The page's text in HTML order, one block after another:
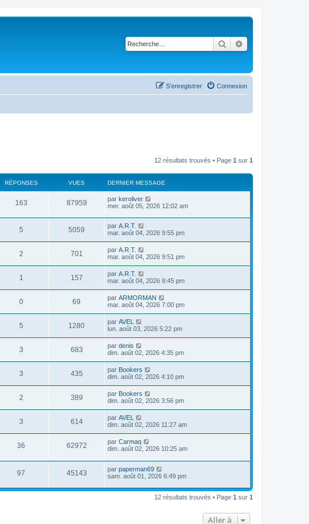
Rechercher
Connexion
S’enregistrer
12 résultats trouvés • Page 1 sur 1
RÉPONSES VUES DERNIER MESSAGE
163 87959 par keroliver
mer. août 05, 2026 12:02 am
5 5059 par A.R.T.
mar. août 04, 2026 9:55 pm
2 701 par A.R.T.
mar. août 04, 2026 9:51 pm
1 157 par A.R.T.
mar. août 04, 2026 9:45 pm
0 69 par ARMORMAN
mar. août 04, 2026 7:00 pm
5 1280 par AVEL
lun. août 03, 2026 5:22 pm
3 683 par denis
dim. août 02, 2026 4:35 pm
3 435 par Bookers
dim. août 02, 2026 4:10 pm
2 389 par Bookers
dim. août 02, 2026 3:56 pm
3 614 par AVEL
dim. août 02, 2026 11:27 am
36 62972 par Carmaq
dim. août 02, 2026 10:25 am
97 45143 par paperman69
sam. août 01, 2026 6:49 pm
12 résultats trouvés • Page 1 sur 1
Aller à